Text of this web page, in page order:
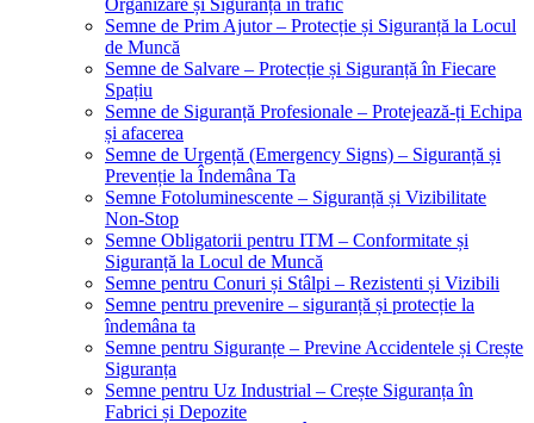
Organizare și Siguranță in trafic
Semne de Prim Ajutor – Protecție și Siguranță la Locul
de Muncă
Semne de Salvare – Protecție și Siguranță în Fiecare
Spațiu
Semne de Siguranță Profesionale – Protejează-ți Echipa
și afacerea
Semne de Urgență (Emergency Signs) – Siguranță și
Prevenție la Îndemâna Ta
Semne Fotoluminescente – Siguranță și Vizibilitate
Non-Stop
Semne Obligatorii pentru ITM – Conformitate și
Siguranță la Locul de Muncă
Semne pentru Conuri și Stâlpi – Rezistenti și Vizibili
Semne pentru prevenire – siguranță și protecție la
îndemâna ta
Semne pentru Siguranțe – Previne Accidentele și Crește
Siguranța
Semne pentru Uz Industrial – Crește Siguranța în
Fabrici și Depozite